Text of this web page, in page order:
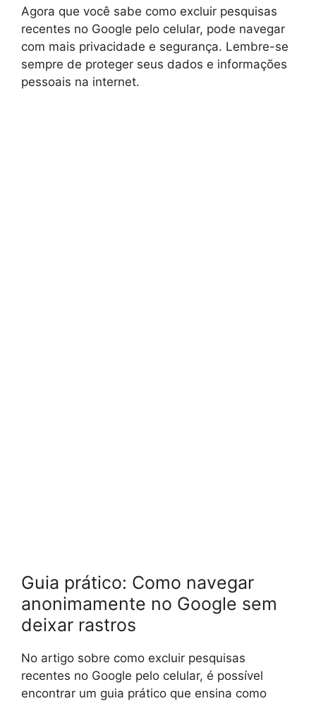
Agora que você sabe como excluir pesquisas
recentes no Google pelo celular, pode navegar
com mais privacidade e segurança. Lembre-se
sempre de proteger seus dados e informações
pessoais na internet.
Guia prático: Como navegar
anonimamente no Google sem
deixar rastros
No artigo sobre como excluir pesquisas
recentes no Google pelo celular, é possível
encontrar um guia prático que ensina como